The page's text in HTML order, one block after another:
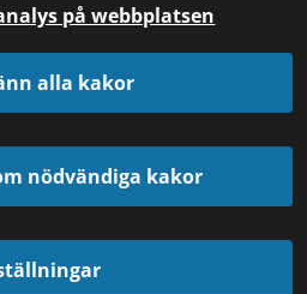
på webbplatsen
alla kakor
nödvändiga kakor